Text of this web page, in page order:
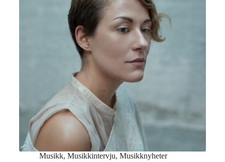
Musikk, Musikkintervju, Musikknyheter